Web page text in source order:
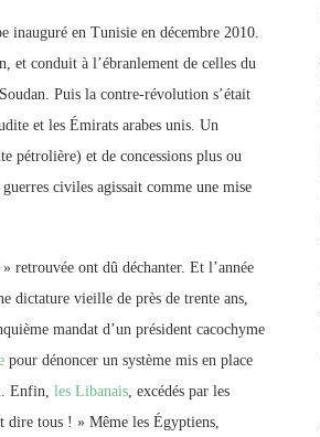
inauguré en Tunisie en décembre 2010.
et conduit à l’ébranlement de celles du
Puis la contre-révolution s’était
et les Émirats arabes unis. Un
pétrolière) et de concessions plus ou
civiles agissait comme une mise
retrouvée ont dû déchanter. Et l’année
dictature vieille de près de trente ans,
mandat d’un président cacochyme
pour dénoncer un système mis en place
Enfin, les Libanais, excédés par les
dire tous ! » Même les Égyptiens,